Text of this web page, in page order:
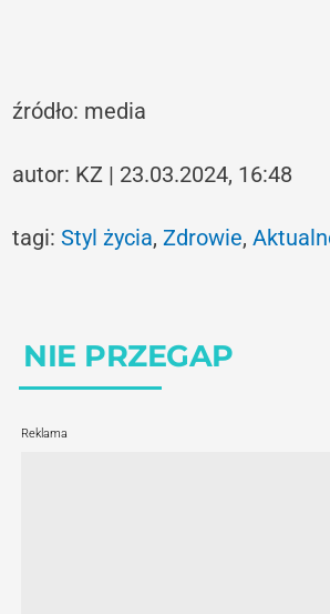
źródło: media
autor: KZ | 23.03.2024, 16:48
tagi:Styl życia,Zdrowie,
NIE PRZEGAP
Reklama